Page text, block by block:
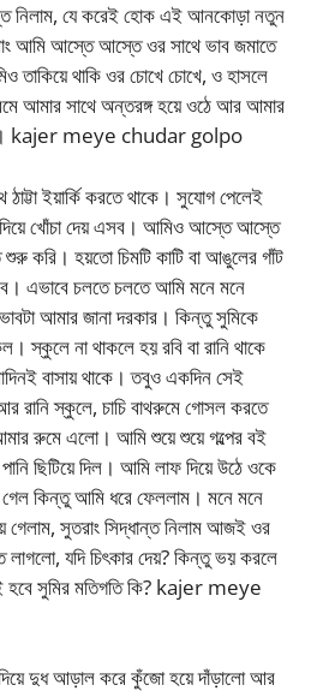
নিলাম, যে করেই হোক এই আনকোড়া নতুন
আমি আস্তে আস্তে ওর সাথে ভাব জমাতে
তাকিয়ে থাকি ওর চোখে চোখে, ও হাসলে
আমার সাথে অন্তরঙ্গ হয়ে ওঠে আর আমার
kajer meye chudar golpo
ইয়ার্কি করতে থাকে। সুযোগ পেলেই
দিয়ে খোঁচা দেয় এসব। আমিও আস্তে আস্তে
শুরু করি। হয়তো চিমটি কাটি বা আঙুলের গাঁট
এভাবে চলতে চলতে আমি মনে মনে
আমার জানা দরকার। কিন্তু সুমিকে
স্কুলে না থাকলে হয় রবি বা রানি থাকে
বাসায় থাকে। তবুও একদিন সেই
রানি স্কুলে, চাচি বাথরুমে গোসল করতে
রুমে এলো। আমি শুয়ে শুয়ে গল্পের বই
ছিটিয়ে দিল। আমি লাফ দিয়ে উঠে ওকে
গেল কিন্তু আমি ধরে ফেললাম। মনে মনে
গেলাম, সুতরাং সিদ্ধান্ত নিলাম আজই ওর
যদি চিৎকার দেয়? কিন্তু ভয় করলে
হবে সুমির মতিগতি কি? kajer meye
দুধ আড়াল করে কুঁজো হয়ে দাঁড়ালো আর